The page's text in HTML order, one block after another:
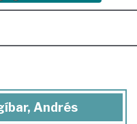
Andrés